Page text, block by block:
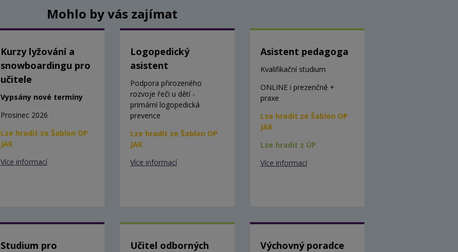
Mohlo by vás zajímat
Kurzy lyžování a
snowboardingu pro
učitele
Vypsány nové termíny
Prosinec 2026
Lze hradit ze Šablon OP
JAK
Více informací
Logopedický
asistent
Podpora přirozeného
rozvoje řeči u dětí -
primární logopedická
prevence
Lze hradit ze Šablon OP
JAK
Více informací
Asistent pedagoga
Kvalifikační studium
ONLINE i prezenčně +
praxe
Lze hradit ze Šablon OP
JAK
Lze hradit z ÚP
Více informací
Studium pro
Učitel odborných
Výchovný poradce